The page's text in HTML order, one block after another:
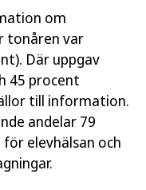
om
tonåren var
Där uppgav
45 procent
till information.
andelar 79
elevhälsan och